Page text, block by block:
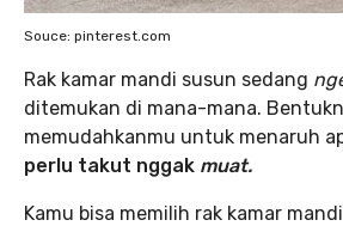
Souce: pinterest.com
Rak kamar mandi susun sedang
ditemukan di mana-mana.
memudahkanmu untuk menaruh
perlu takut nggak muat.
Kamu bisa memilih rak kamar